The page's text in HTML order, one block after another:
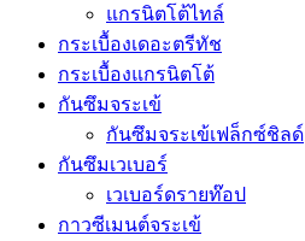
แกรนิตโต้ไทล์
กระเบื้องเดอะตรีทัช
กระเบื้องแกรนิตโต้
กันซึมจระเข้
กันซึมจระเข้เฟล็กซ์ชิลด์
กันซึมเวเบอร์
เวเบอร์ดรายท๊อป
กาวซีเมนต์จระเข้